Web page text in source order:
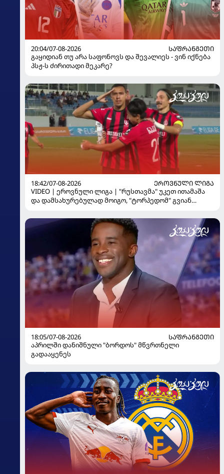
20:04/07-08-2026
ᲡᲐᲤᲠᲐᲜᲒᲔᲗᲘ
გაყიდიან თუ არა საფონოვს და შევალიეს - ვინ იქნება
პსჟ-ს ძირითადი მეკარე?
18:42/07-08-2026
ᲔᲠᲝᲕᲜᲣᲚᲘ ᲚᲘᲒᲐ
VIDEO | ეროვნული ლიგა | "რუსთავმა" უკეთ ითამაშა
და დამსახურებულად მოიგო, "ტორპედომ" გვიან
18:05/07-08-2026
ᲡᲐᲤᲠᲐᲜᲒᲔᲗᲘ
აპრილში დანიშნული "ბორდოს" მწვრთნელი
გადააყენეს